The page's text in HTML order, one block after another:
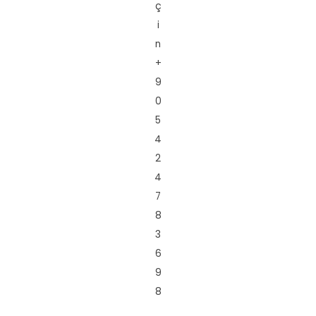
ç
i
n
+
9
0
5
4
2
4
7
8
3
6
9
8